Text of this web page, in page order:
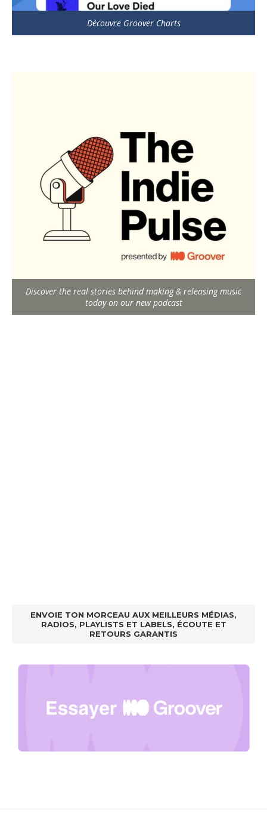
Découvre Groover Charts
Discover the real stories behind making & releasing music
today on our new podcast
ENVOIE TON MORCEAU AUX MEILLEURS MÉDIAS,
RADIOS, PLAYLISTS ET LABELS, ÉCOUTE ET
RETOURS GARANTIS